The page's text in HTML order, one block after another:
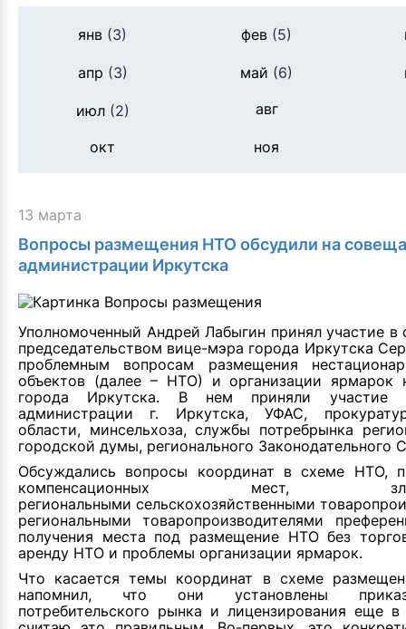
янв (3) фев (5)
апр (3) май (6)
июл(2) авг
окт ноя
13 марта
Вопросы размещения НТО обсудили на
администрации Иркутска
Уполномоченный Андрей Лабыгин принял участие
председательством вице-мэра города Иркутска
проблемным вопросам размещения
объектов (далее – НТО) и организации ярмарок
города Иркутска. В нем приняли участие
администрации г. Иркутска, УФАС,
области, минсельхоза, службы потребрынка
городской думы, регионального Законодательного
Обсуждались вопросы координат в схеме НТО,
компенсационных мест,
региональными сельскохозяйственными
региональными товаропроизводителями
получения места под размещение НТО без
аренду НТО и проблемы организации ярмарок.
Что касается темы координат в схеме
напомнил, что они установлены
потребительского рынка и лицензирования еще